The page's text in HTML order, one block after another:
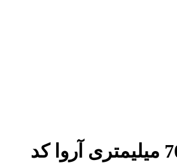
گردبر بتن 70 میلیمتری آروا کد